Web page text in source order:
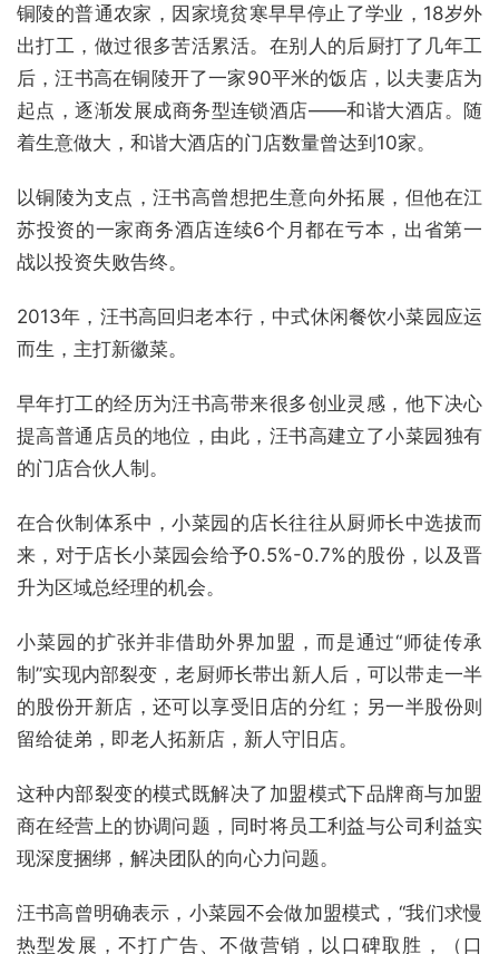
铜陵的普通农家，因家境贫寒早早停止了学业，18岁外
出打工，做过很多苦活累活。在别人的后厨打了几年工
后，汪书高在铜陵开了一家90平米的饭店，以夫妻店为
起点，逐渐发展成商务型连锁酒店——和谐大酒店。随
着生意做大，和谐大酒店的门店数量曾达到10家。
以铜陵为支点，汪书高曾想把生意向外拓展，但他在江
苏投资的一家商务酒店连续6个月都在亏本，出省第一
战以投资失败告终。
2013年，汪书高回归老本行，中式休闲餐饮小菜园应运
而生，主打新徽菜。
早年打工的经历为汪书高带来很多创业灵感，他下决心
提高普通店员的地位，由此，汪书高建立了小菜园独有
的门店合伙人制。
在合伙制体系中，小菜园的店长往往从厨师长中选拔而
来，对于店长小菜园会给予0.5%-0.7%的股份，以及晋
升为区域总经理的机会。
小菜园的扩张并非借助外界加盟，而是通过“师徒传承
制”实现内部裂变，老厨师长带出新人后，可以带走一半
的股份开新店，还可以享受旧店的分红；另一半股份则
留给徒弟，即老人拓新店，新人守旧店。
这种内部裂变的模式既解决了加盟模式下品牌商与加盟
商在经营上的协调问题，同时将员工利益与公司利益实
现深度捆绑，解决团队的向心力问题。
汪书高曾明确表示，小菜园不会做加盟模式，“我们求慢
热型发展，不打广告、不做营销，以口碑取胜，（口